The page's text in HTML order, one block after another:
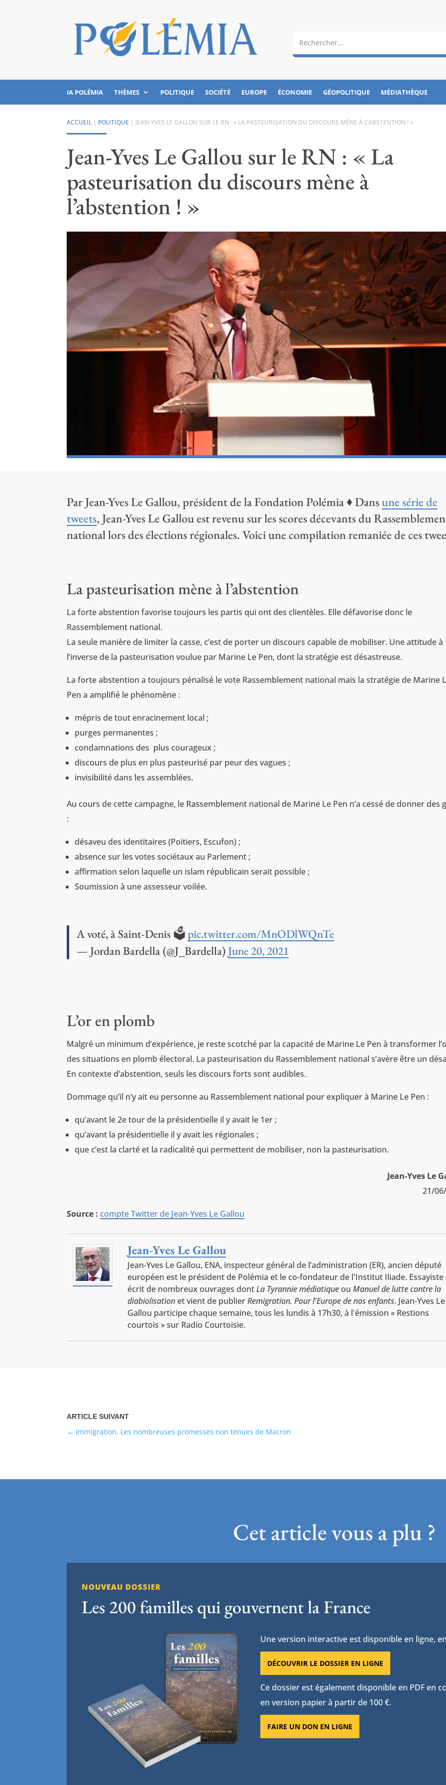
IA POLÉMIA THÈMES POLITIQUE SOCIÉTÉ EUROPE ÉCONOMIE GÉOPOLITIQUE MÉDIATHÈQUE
ACCUEIL | POLITIQUE | JEAN-YVES LE GALLOU SUR LE RN : « LA PASTEURISATION DU DISCOURS MÈNE À L’ABSTENTION ! »
Jean-Yves Le Gallou sur le RN : « La
pasteurisation du discours mène à
l’abstention ! »
Par Jean-Yves Le Gallou, président de la Fondation Polémia ♦ Dansune série de
tweets, Jean-Yves Le Gallou est revenu sur les scores décevants du
national lors des élections régionales. Voici une compilation remaniée de ces
La pasteurisation mène à l’abstention
La forte abstention favorise toujours les partis qui ont des clientèles. Elle défavorise donc le
Rassemblement national.
La seule manière de limiter la casse, c’est de porter un discours capable de mobiliser. Une attitude à
l’inverse de la pasteurisation voulue par Marine Le Pen, dont la stratégie est désastreuse.
La forte abstention a toujours pénalisé le vote Rassemblement national mais la stratégie de Marine
Pen a amplifié le phénomène :
mépris de tout enracinement local ;
purges permanentes ;
condamnations des plus courageux ;
discours de plus en plus pasteurisé par peur des vagues ;
invisibilité dans les assemblées.
Au cours de cette campagne, le Rassemblement national de Marine Le Pen n’a cessé de donner des
:
désaveu des identitaires (Poitiers, Escufon) ;
absence sur les votes sociétaux au Parlement ;
affirmation selon laquelle un islam républicain serait possible ;
Soumission à une assesseur voilée.
A voté, à Saint-Denis 🗳pic.twitter.com/MnODlWQnTe
— Jordan Bardella (@J_Bardella) June 20, 2021
L’or en plomb
Malgré un minimum d’expérience, je reste scotché par la capacité de Marine Le Pen à transformer
des situations en plomb électoral. La pasteurisation du Rassemblement national s’avère être un
En contexte d’abstention, seuls les discours forts sont audibles.
Dommage qu’il n’y ait eu personne au Rassemblement national pour expliquer à Marine Le Pen :
qu’avant le 2e tour de la présidentielle il y avait le 1er ;
qu’avant la présidentielle il y avait les régionales ;
que c’est la clarté et la radicalité qui permettent de mobiliser, non la pasteurisation.
Jean-Yves Le
21/
Source : compte Twitter de Jean-Yves Le Gallou
Jean-Yves Le Gallou
Jean-Yves Le Gallou, ENA, inspecteur général de l’administration (ER), ancien député
européen est le président de Polémia et le co-fondateur de l'Institut Iliade. Essayiste
écrit de nombreux ouvrages dontLa Tyrannie médiatique ouManuel de lutte contre la
diabiolisation et vient de publierRemigration. Pour l'Europe de nos enfants. Jean-Yves Le
Gallou participe chaque semaine, tous les lundis à 17h30, à l'émission « Restions
courtois » sur Radio Courtoisie.
Immigration. Les nombreuses promesses non tenues de Macron
Cet article vous a plu ?
NOUVEAU DOSSIER
Les 200 familles qui gouvernent la France
Une version interactive est disponible en ligne,
DÉCOUVRIR LE DOSSIER EN LIGNE
Ce dossier est également disponible en PDF en
en version papier à partir de 100 €.
FAIRE UN DON EN LIGNE